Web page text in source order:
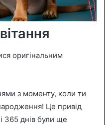
оригінальним
з моменту, коли ти
Це привід
365 днів були ще